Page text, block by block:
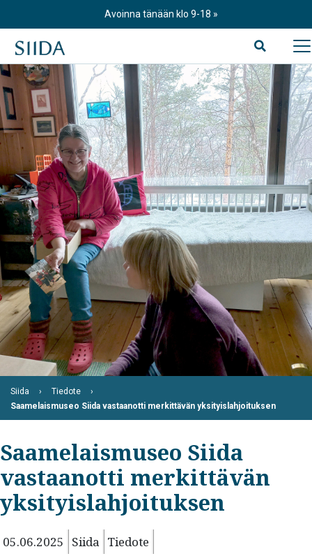
Avoinna tänään klo 9-18
Siida
Tiedote
Saamelaismuseo Siida vastaanotti merkittävän yksityislahjoituksen
Saamelaismuseo Siida
vastaanotti merkittävän
yksityislahjoituksen
05.06.2025 Siida Tiedote